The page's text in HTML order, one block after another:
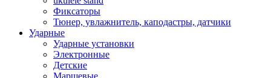
Фиксаторы
Тюнер, увлажнитель, каподастры, датчики
Ударные
Ударные установки
Электронные
Детские
Маршевые